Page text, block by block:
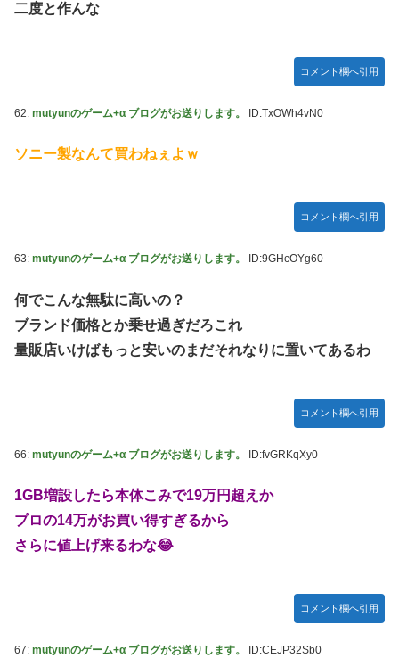
二度と作んな
コメント欄へ引用
62: mutyunのゲーム+α ブログがお送りします。 ID:TxOWh4vN0
ソニー製なんて買わねぇよｗ
コメント欄へ引用
63: mutyunのゲーム+α ブログがお送りします。 ID:9GHcOYg60
何でこんな無駄に高いの？
ブランド価格とか乗せ過ぎだろこれ
量販店いけばもっと安いのまだそれなりに置いてあるわ
コメント欄へ引用
66: mutyunのゲーム+α ブログがお送りします。 ID:fvGRKqXy0
1GB増設したら本体こみで19万円超えか
プロの14万がお買い得すぎるから
さらに値上げ来るわな😂
コメント欄へ引用
67: mutyunのゲーム+α ブログがお送りします。 ID:CEJP32Sb0